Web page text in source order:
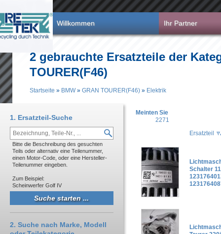
Willkommen Ihr Partner
2 gebrauchte Ersatzteile der
TOURER(F46)
Startseite » BMW» GRAN TOURER(F46) » Elektrik
Meinten Sie
2271
Ersatzteil
Schalter
1. Ersatzteil-Suche
Bitte die Beschreibung des gesuchten
Teils oder alternativ eine Teilenummer,
einen Motor-Code, oder eine Hersteller-
Teilenummer eingeben.
Zum Beispiel:
Scheinwerfer Golf IV
2. Suche nach Marke, Modell